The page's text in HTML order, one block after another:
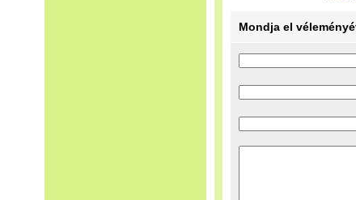
Mondja el